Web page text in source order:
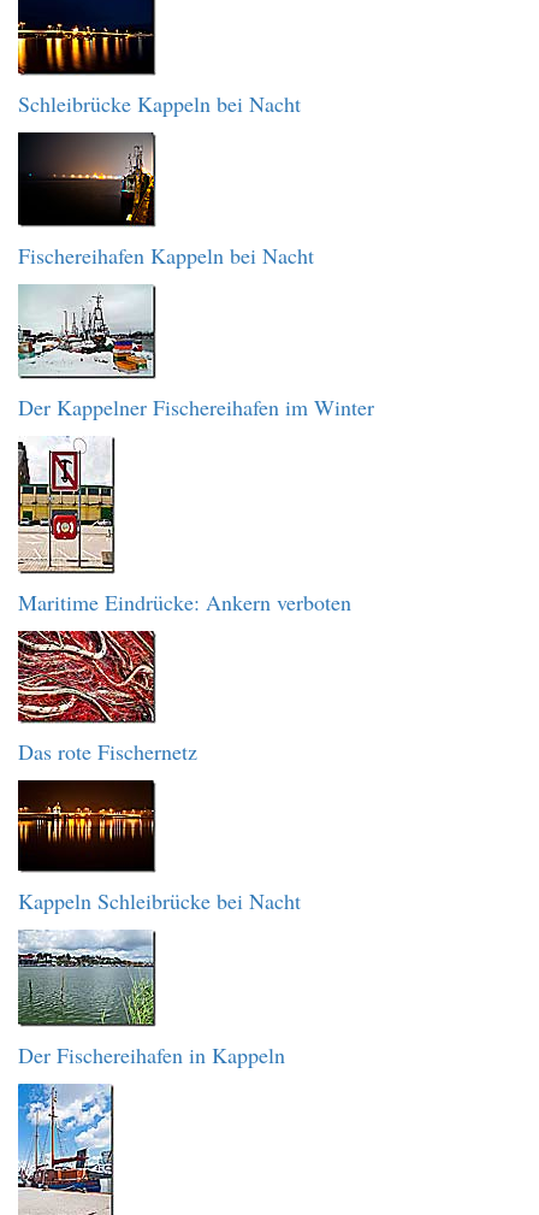
Schleibrücke Kappeln bei Nacht
Fischereihafen Kappeln bei Nacht
Der Kappelner Fischereihafen im Winter
Maritime Eindrücke: Ankern verboten
Das rote Fischernetz
Kappeln Schleibrücke bei Nacht
Der Fischereihafen in Kappeln